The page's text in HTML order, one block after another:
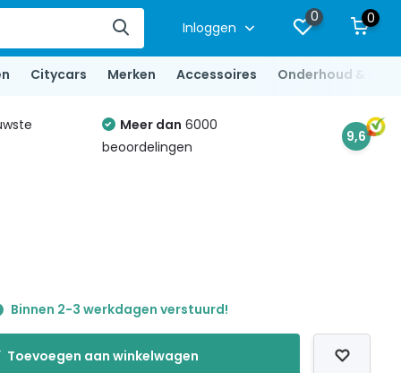
Inloggen
0 0
Citycars Merken Accessoires Onderhoud &
Meer dan 6000
beoordelingen
9,6
Binnen 2-3 werkdagen verstuurd!
Toevoegen aan winkelwagen